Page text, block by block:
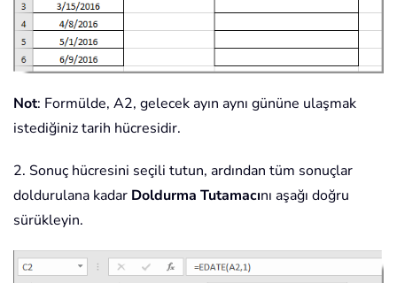
Not: Formülde, A2, gelecek ayın aynı gününe ulaşmak
istediğiniz tarih hücresidir.
2. Sonuç hücresini seçili tutun, ardından tüm sonuçlar
doldurulana kadar Doldurma Tutamacını aşağı doğru
sürükleyin.